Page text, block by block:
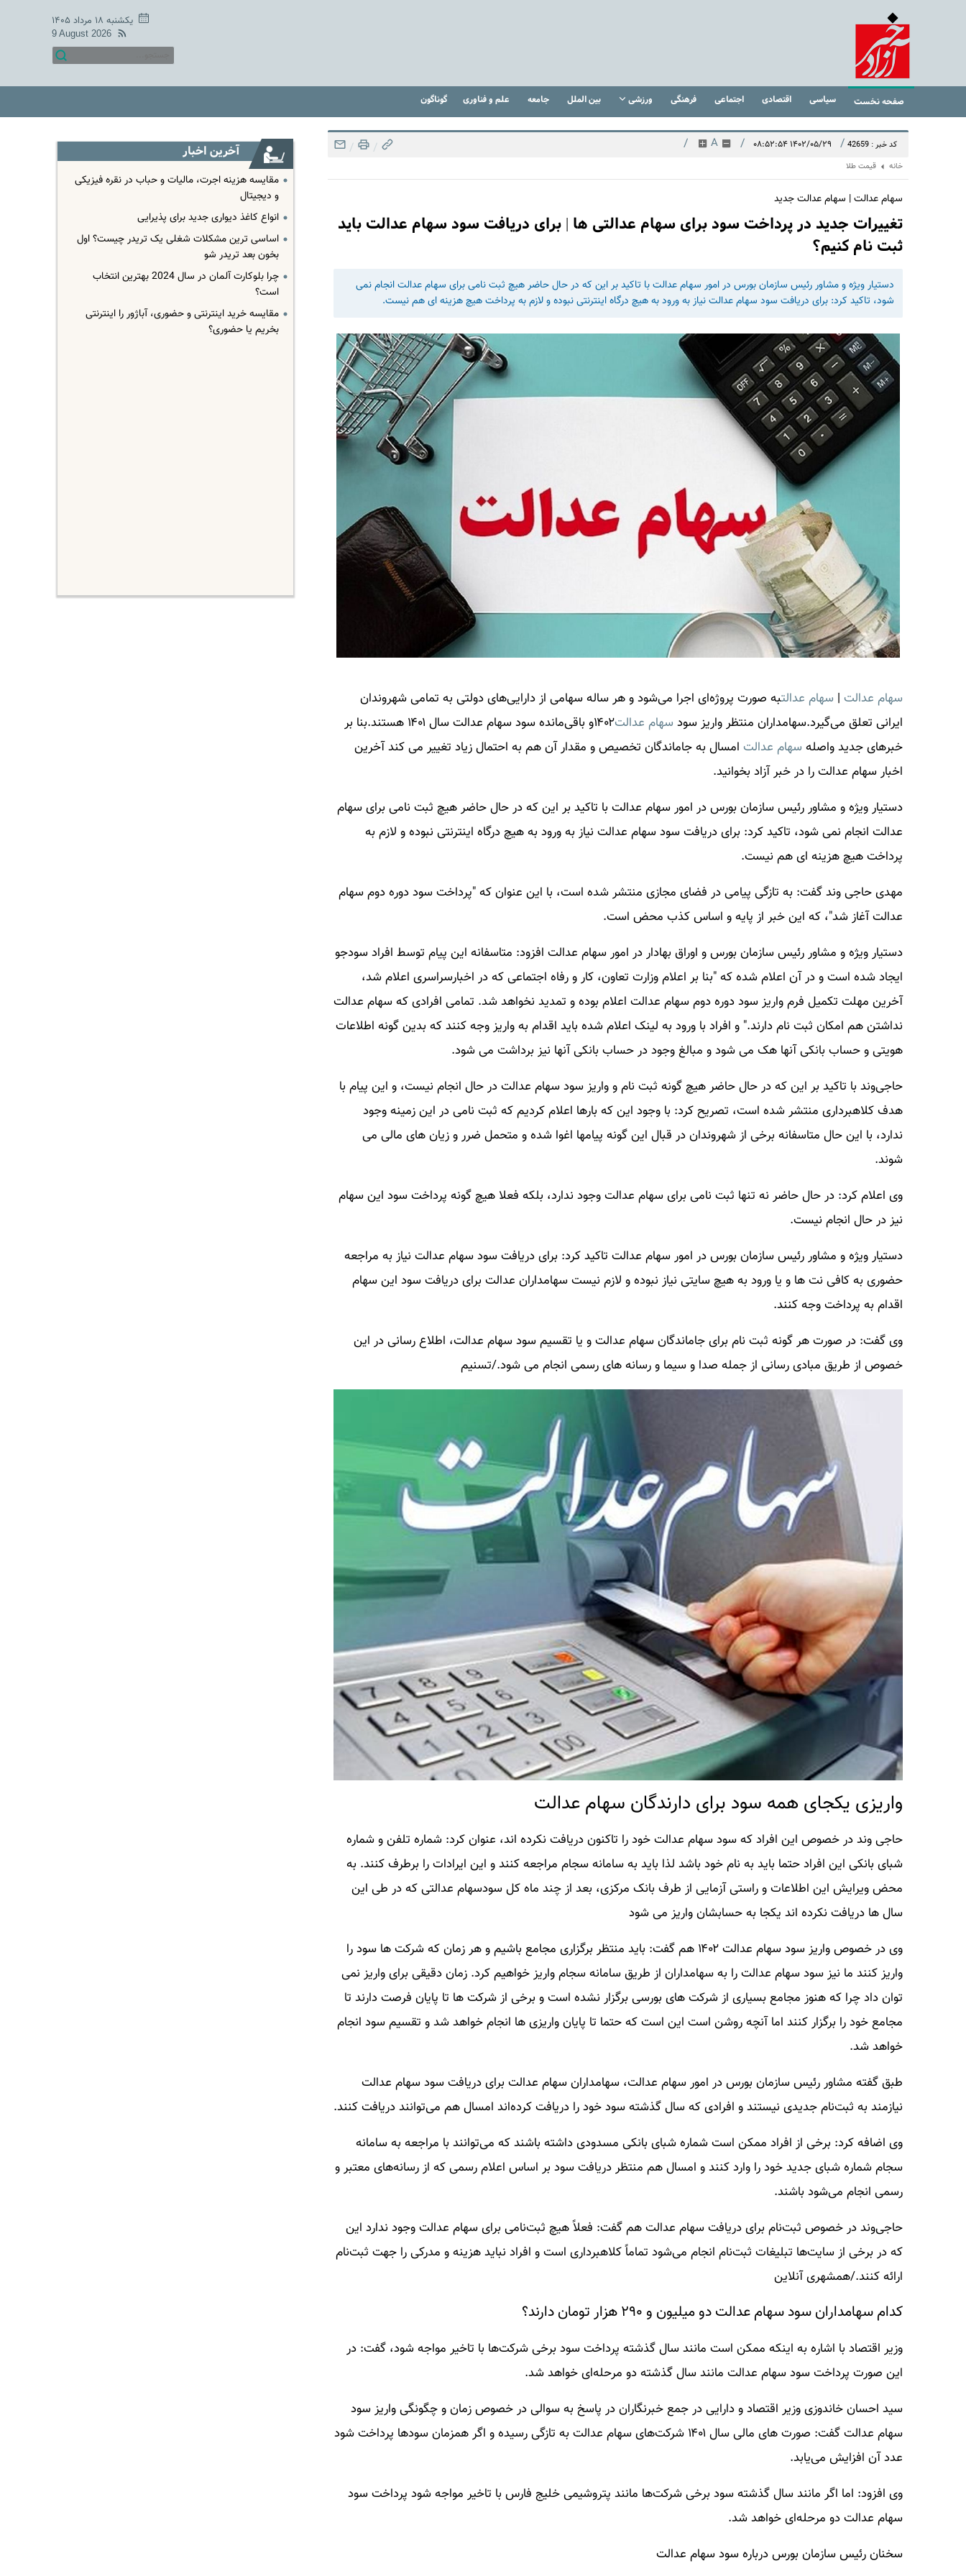
یکشنبه ۱۸ مرداد ۱۴۰۵
9 August 2026
صفحه نخست سیاسی اقتصادی اجتماعی فرهنگی ورزشی بین الملل جامعه علم و فناوری گوناگون
کد خبر : 42659 / ۱۴۰۲/۰۵/۲۹ ۰۸:۵۲:۵۴ /
A
/
/
/
خانه قیمت طلا
سهام عدالت | سهام عدالت جدید
تغییرات جدید در پرداخت سود برای سهام عدالتی ها | برای دریافت سود سهام عدالت باید
ثبت نام کنیم؟
دستیار ویژه و مشاور رئیس سازمان بورس در امور سهام عدالت با تاکید بر این که در حال حاضر هیچ ثبت نامی برای سهام عدالت انجام نمی
شود، تاکید کرد: برای دریافت سود سهام عدالت نیاز به ورود به هیچ درگاه اینترنتی نبوده و لازم به پرداخت هیچ هزینه ای هم نیست.
سهام عدالت | سهام عدالتبه صورت پروژه‌ای اجرا می‌شود و هر ساله سهامی از دارایی‌های دولتی به تمامی شهروندان
ایرانی تعلق می‌گیرد.سهامداران منتظر واریز سود سهام عدالت
۱۴۰۲و باقی‌مانده سود سهام عدالت سال ۱۴۰۱ هستند.بنا بر
خبرهای جدید واصله سهام عدالت امسال به جاماندگان تخصیص و مقدار آن هم به احتمال زیاد تغییر می کند آخرین
اخبار سهام عدالترا در خبر آزاد بخوانید.
دستیار ویژه و مشاور رئیس سازمان بورس در امور سهام عدالت با تاکید بر این که در حال حاضر هیچ ثبت نامی برای سهام
عدالت انجام نمی شود، تاکید کرد: برای دریافت سود سهام عدالت نیاز به ورود به هیچ درگاه اینترنتی نبوده و لازم به
پرداخت هیچ هزینه ای هم نیست.
مهدی حاجی وند گفت: به تازگی پیامی در فضای مجازی منتشر شده است، با این عنوان که "پرداخت سود دوره دوم سهام
عدالت آغاز شد"، که این خبر از پایه و اساس کذب محض است.
دستیار ویژه و مشاور رئیس سازمان بورس و اوراق بهادار در امور سهام عدالت افزود: متاسفانه این پیام توسط افراد سودجو
ایجاد شده است و در آن اعلام شده که "بنا بر اعلام وزارت تعاون، کار و رفاه اجتماعی که در اخبارسراسری اعلام شد،
آخرین مهلت تکمیل فرم واریز سود دوره دوم سهام عدالت اعلام بوده و تمدید نخواهد شد. تمامی افرادی که سهام عدالت
نداشتن هم امکان ثبت نام دارند." و افراد با ورود به لینک اعلام شده باید اقدام به واریز وجه کنند که بدین گونه اطلاعات
هویتی و حساب بانکی آنها هک می شود و مبالغ وجود در حساب بانکی آنها نیز برداشت می شود.
حاجی‌وند با تاکید بر این که در حال حاضر هیچ گونه ثبت نام و واریز سود سهام عدالت در حال انجام نیست، و این پیام با
هدف کلاهبرداری منتشر شده است، تصریح کرد: با وجود این که بارها اعلام کردیم که ثبت نامی در این زمینه وجود
ندارد، با این حال متاسفانه برخی از شهروندان در قبال این گونه پیامها اغوا شده و متحمل ضرر و زیان های مالی می
شوند.
وی اعلام کرد: در حال حاضر نه تنها ثبت نامی برای سهام عدالت وجود ندارد، بلکه فعلا هیچ گونه پرداخت سود این سهام
نیز در حال انجام نیست.
دستیار ویژه و مشاور رئیس سازمان بورس در امور سهام عدالت تاکید کرد: برای دریافت سود سهام عدالت نیاز به مراجعه
حضوری به کافی نت ها و یا ورود به هیچ سایتی نیاز نبوده و لازم نیست سهامداران عدالت برای دریافت سود این سهام
اقدام به پرداخت وجه کنند.
وی گفت: در صورت هر گونه ثبت نام برای جاماندگان سهام عدالت و یا تقسیم سود سهام عدالت، اطلاع رسانی در این
خصوص از طریق مبادی رسانی از جمله صدا و سیما و رسانه های رسمی انجام می شود./تسنیم
واریزی یکجای همه سود برای دارندگان سهام عدالت
حاجی وند در خصوص این افراد که سود سهام عدالت خود را تاکنون دریافت نکرده اند، عنوان کرد: شماره تلفن و شماره
شبای بانکی این افراد حتما باید به نام خود باشد لذا باید به سامانه سجام مراجعه کنند و این ایرادات را برطرف کنند. به
محض ویرایش این اطلاعات و راستی آزمایی از طرف بانک مرکزی، بعد از چند ماه کل سودسهام عدالتی که در طی این
سال ها دریافت نکرده اند یکجا به حسابشان واریز می شود
وی در خصوص واریز سود سهام عدالت ۱۴۰۲ هم گفت: باید منتظر برگزاری مجامع باشیم و هر زمان که شرکت ها سود را
واریز کنند ما نیز سود سهام عدالت را به سهامداران از طریق سامانه سجام واریز خواهیم کرد. زمان دقیقی برای واریز نمی
توان داد چرا که هنوز مجامع بسیاری از شرکت های بورسی برگزار نشده است و برخی از شرکت ها تا پایان فرصت دارند تا
مجامع خود را برگزار کنند اما آنچه روشن است این است که حتما تا پایان واریزی ها انجام خواهد شد و تقسیم سود انجام
خواهد شد.
طبق گفته مشاور رئیس سازمان بورس در امور سهام عدالت، سهامداران سهام عدالت برای دریافت سود سهام عدالت
نیازمند به ثبت‌نام جدیدی نیستند و افرادی که سال گذشته سود خود را دریافت کرده‌اند امسال هم می‌توانند دریافت کنند.
وی اضافه کرد: برخی از افراد ممکن است شماره شبای بانکی مسدودی داشته باشند که می‌توانند با مراجعه به سامانه
سجام شماره شبای جدید خود را وارد کنند و امسال هم منتظر دریافت سود بر اساس اعلام رسمی که از رسانه‌های معتبر و
رسمی انجام می‌شود باشند.
حاجی‌وند در خصوص ثبت‌نام برای دریافت سهام عدالت هم گفت: فعلاً هیچ ثبت‌نامی برای سهام عدالت وجود ندارد این
که در برخی از سایت‌ها تبلیغات ثبت‌نام انجام می‌شود تماماً کلاهبرداری است و افراد نباید هزینه و مدرکی را جهت ثبت‌نام
ارائه کنند./همشهری آنلاین
کدام سهامداران سود سهام عدالت دو میلیون و ۲۹۰ هزار تومان دارند؟
وزیر اقتصاد با اشاره به اینکه ممکن است مانند سال گذشته پرداخت سود برخی شرکت‌ها با تاخیر مواجه شود، گفت: در
این صورت پرداخت سود سهام عدالت مانند سال گذشته دو مرحله‌ای خواهد شد.
سید احسان خاندوزی وزیر اقتصاد و دارایی در جمع خبرنگاران در پاسخ به سوالی در خصوص زمان و چگونگی واریز سود
سهام عدالت گفت: صورت های مالی سال ۱۴۰۱ شرکت‌های سهام عدالت به تازگی رسیده و اگر همزمان سودها پرداخت شود
عدد آن افزایش می‌یابد.
وی افزود: اما اگر مانند سال گذشته سود برخی شرکت‌ها مانند پتروشیمی خلیج فارس با تاخیر مواجه شود پرداخت سود
سهام عدالت دو مرحله‌ای خواهد شد.
سخنان رئیس سازمان بورس درباره سود سهام عدالت
آخرین اخبار
مقایسه هزینه اجرت، مالیات و حباب در نقره فیزیکی
و دیجیتال
انواع کاغذ دیواری جدید برای پذیرایی
اساسی ترین مشکلات شغلی یک تریدر چیست؟ اول
بخون بعد تریدر شو
چرا بلوکارت آلمان در سال 2024 بهترین انتخاب
است؟
مقایسه خرید اینترنتی و حضوری، آباژور را اینترنتی
بخریم یا حضوری؟